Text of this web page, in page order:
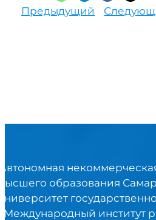
Предыдущий
образования
институт